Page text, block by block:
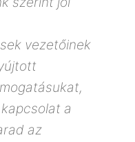
vezetőinek
a
az